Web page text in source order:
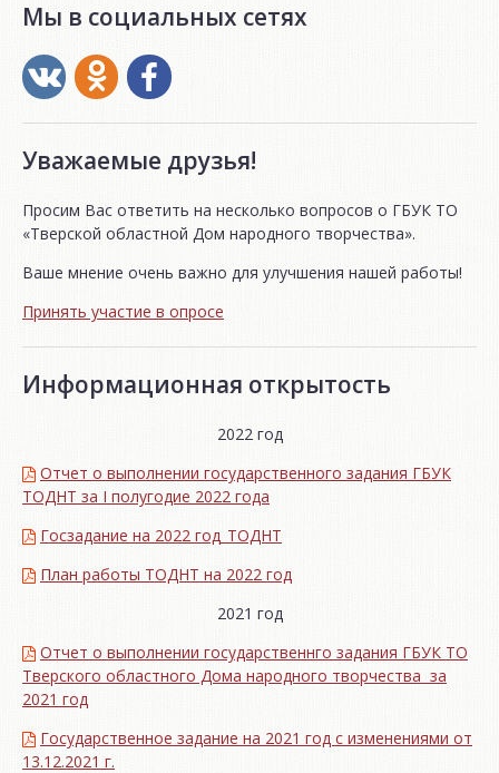
Мы в социальных сетях
Уважаемые друзья!
Просим Вас ответить на несколько вопросов о ГБУК ТО
«Тверской областной Дом народного творчества».
Ваше мнение очень важно для улучшения нашей работы!
Принять участие в опросе
Информационная открытость
2022 год
Отчет о выполнении государственного задания ГБУК
ТОДНТ за I полугодие 2022 года
Госзадание на 2022 год_ТОДНТ
План работы ТОДНТ на 2022 год
2021 год
Отчет о выполнении государственнго задания ГБУК ТО
Тверского областного Дома народного творчества за
2021 год
Государственное задание на 2021 год с изменениями от
13.12.2021 г.